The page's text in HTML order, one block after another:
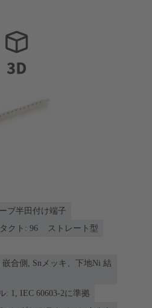
ブ半田付け端子
クト: 96
ストレート型
合側, Snメッキ、下地Ni 結
: 1, IEC 60603-2に準拠